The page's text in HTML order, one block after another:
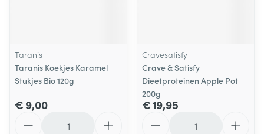
Taranis
Taranis Koekjes Karamel
Stukjes Bio 120g
€ 9,00
Cravesatisfy
Crave & Satisfy
Dieetproteinen Apple Pot
200g
€ 19,95